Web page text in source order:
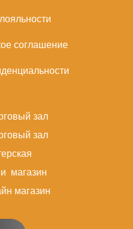
соглашение
зал
зал
магазин
магазин